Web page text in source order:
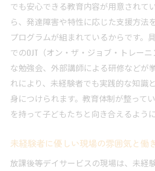
でも安心できる教育内容が用意されて
ら、発達障害や特性に応じた支援方法
プログラムが組まれているからです。
でのOJT（オン・ザ・ジョブ・トレー
な勉強会、外部講師による研修などが
れにより、未経験者でも実践的な知識
身につけられます。教育体制が整って
を持って子どもたちと向き合えるよう
未経験者に優しい現場の雰囲気と働
放課後等デイサービスの現場は、未経